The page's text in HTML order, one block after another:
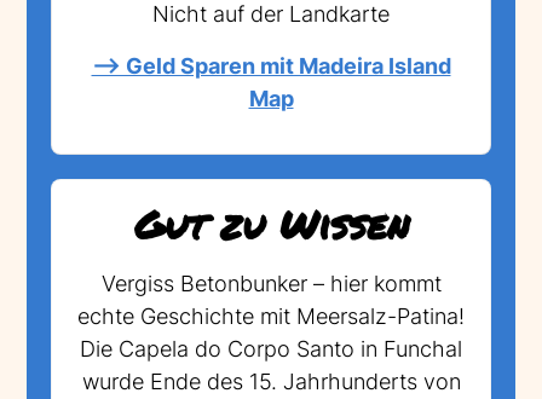
Nicht auf der Landkarte
--> Geld Sparen mit Madeira Island
Map
Gut zu Wissen
Vergiss Betonbunker – hier kommt
echte Geschichte mit Meersalz-Patina!
Die Capela do Corpo Santo in Funchal
wurde Ende des 15. Jahrhunderts von